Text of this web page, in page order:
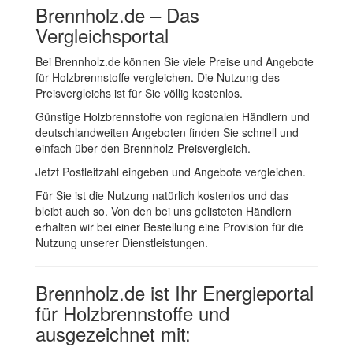
Brennholz.de – Das
Vergleichsportal
Bei Brennholz.de können Sie viele Preise und Angebote
für Holzbrennstoffe vergleichen. Die Nutzung des
Preisvergleichs ist für Sie völlig kostenlos.
Günstige Holzbrennstoffe von regionalen Händlern und
deutschlandweiten Angeboten finden Sie schnell und
einfach über den Brennholz-Preisvergleich.
Jetzt Postleitzahl eingeben und Angebote vergleichen.
Für Sie ist die Nutzung natürlich kostenlos und das
bleibt auch so. Von den bei uns gelisteten Händlern
erhalten wir bei einer Bestellung eine Provision für die
Nutzung unserer Dienstleistungen.
Brennholz.de ist Ihr Energieportal
für Holzbrennstoffe und
ausgezeichnet mit: